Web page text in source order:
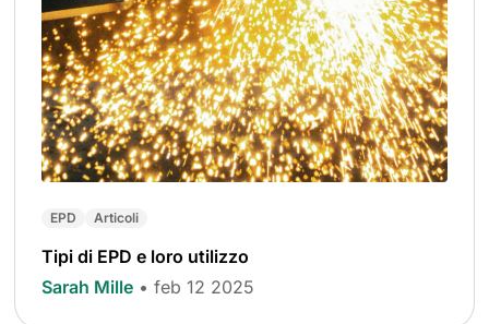
EPD Articoli
Tipi di EPD e loro utilizzo
Sarah Mille • feb 12 2025